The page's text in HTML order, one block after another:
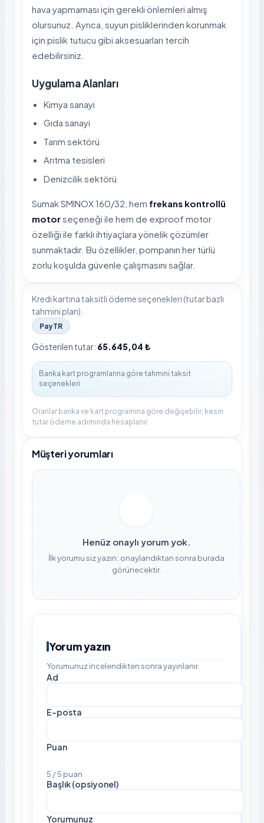
hava yapmaması için gerekli önlemleri almış
olursunuz. Ayrıca, suyun pisliklerinden korunmak
için pislik tutucu gibi aksesuarları tercih
edebilirsiniz.
Uygulama Alanları
Kimya sanayi
Gıda sanayi
Tarım sektörü
Arıtma tesisleri
Denizcilik sektörü
Sumak SMINOX 160/32, hem frekans kontrollü
motorseçeneği ile hem de exproof motor
özelliği ile farklı ihtiyaçlara yönelik çözümler
sunmaktadır. Bu özellikler, pompanın her türlü
zorlu koşulda güvenle çalışmasını sağlar.
Kredi kartına taksitli ödeme seçenekleri (tutar bazlı
tahmini plan).
PayTR
Gösterilen tutar: 65.645,04 ₺
Oranlar banka ve kart programına göre değişebilir; kesin
tutar ödeme adımında hesaplanır.
Müşteri yorumları
Henüz onaylı yorum yok.
İlk yorumu siz yazın; onaylandıktan sonra burada
görünecektir.
Yorum yazın
Yorumunuz incelendikten sonra yayınlanır.
Ad
E-posta
Puan
5 / 5 puan
Başlık (opsiyonel)
Yorumunuz